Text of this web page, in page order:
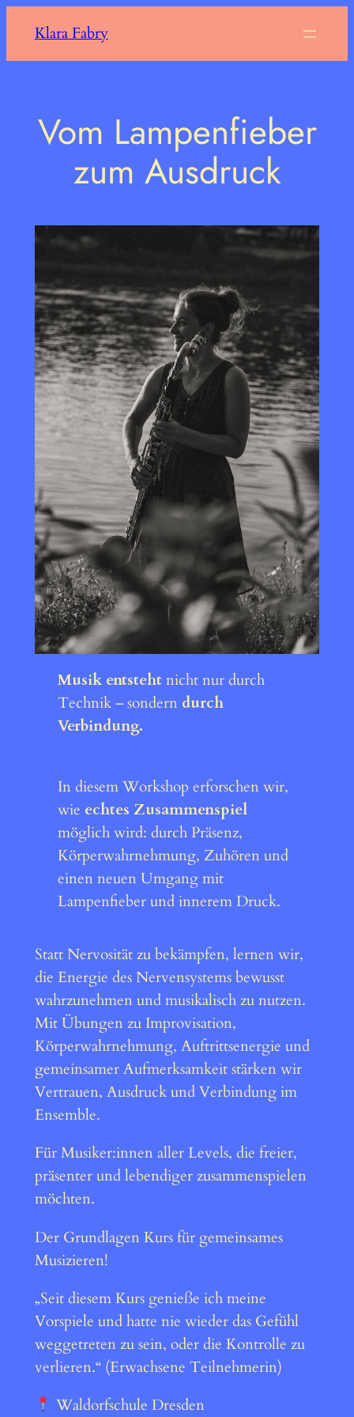
Inhalt
springen
Klara Fabry
Vom Lampenfieber
zum Ausdruck
Musik entstehtnicht nur durch
Technik – sondern durch
Verbindung.
In diesem Workshop erforschen wir,
wie echtes Zusammenspiel
möglich wird: durch Präsenz,
Körperwahrnehmung, Zuhören und
einen neuen Umgang mit
Lampenfieber und innerem Druck.
Statt Nervosität zu bekämpfen, lernen wir,
die Energie des Nervensystems bewusst
wahrzunehmen und musikalisch zu nutzen.
Mit Übungen zu Improvisation,
Körperwahrnehmung, Auftrittsenergie und
gemeinsamer Aufmerksamkeit stärken wir
Vertrauen, Ausdruck und Verbindung im
Ensemble.
Für Musiker:innen aller Levels, die freier,
präsenter und lebendiger zusammenspielen
möchten.
Der Grundlagen Kurs für gemeinsames
Musizieren!
„Seit diesem Kurs genieße ich meine
Vorspiele und hatte nie wieder das Gefühl
weggetreten zu sein, oder die Kontrolle zu
verlieren.“ (Erwachsene Teilnehmerin)
Waldorfschule Dresden